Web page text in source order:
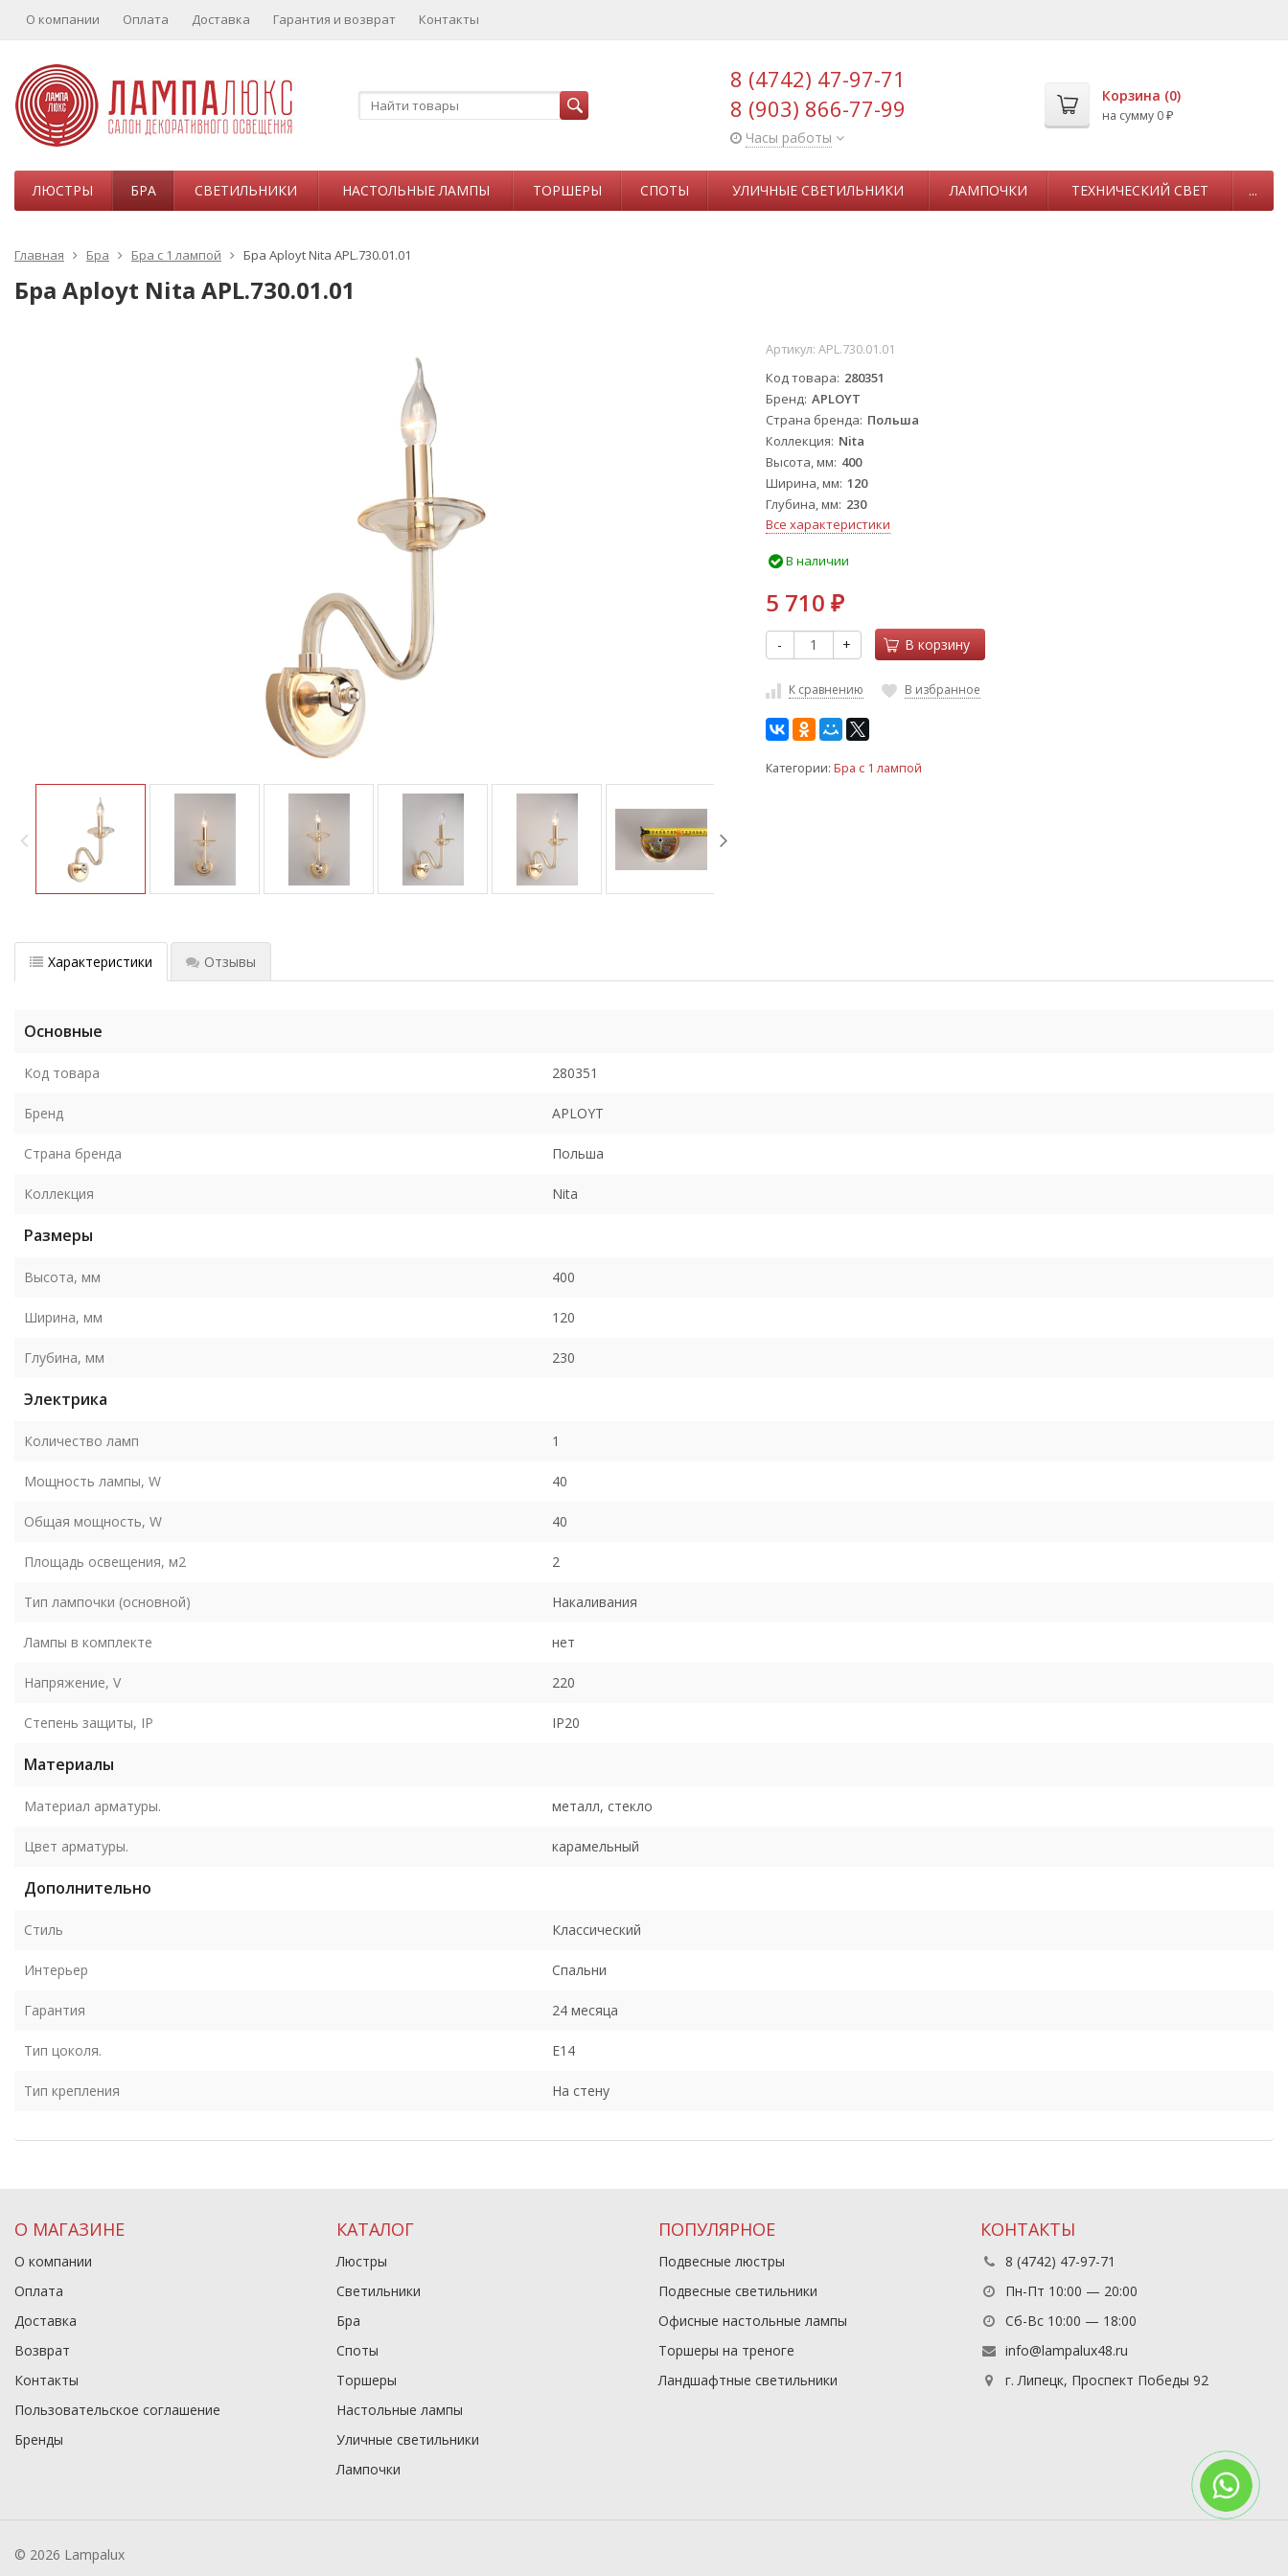
О компании Оплата Доставка Гарантия и возврат Контакты
8 (4742) 47-97-71
8 (903) 866-77-99
Часы работы
Корзина (0)
на сумму 0 ₽
ЛЮСТРЫ БРА СВЕТИЛЬНИКИ НАСТОЛЬНЫЕ ЛАМПЫ ТОРШЕРЫ СПОТЫ УЛИЧНЫЕ СВЕТИЛЬНИКИ ЛАМПОЧКИ ТЕХНИЧЕСКИЙ СВЕТ ...
Главная Бра Бра с 1 лампой Бра Aployt Nita APL.730.01.01
Бра Aployt Nita APL.730.01.01
Артикул: APL.730.01.01
Код товара 280351
Бренд APLOYT
Страна бренда Польша
Коллекция Nita
Высота, мм 400
Ширина, мм 120
Глубина, мм 230
Все характеристики
В наличии
5 710 ₽
- + В корзину
К сравнению В избранное
Категории: Бра с 1 лампой
Характеристики Отзывы
Основные
Код товара 280351
Бренд APLOYT
Страна бренда Польша
Коллекция Nita
Размеры
Высота, мм 400
Ширина, мм 120
Глубина, мм 230
Электрика
Количество ламп 1
Мощность лампы, W 40
Общая мощность, W 40
Площадь освещения, м2 2
Тип лампочки (основной) Накаливания
Лампы в комплекте нет
Напряжение, V 220
Степень защиты, IP IP20
Материалы
Материал арматуры. металл, стекло
Цвет арматуры. карамельный
Дополнительно
Стиль Классический
Интерьер Спальни
Гарантия 24 месяца
Тип цоколя. E14
Тип крепления На стену
О МАГАЗИНЕ
О компании
Оплата
Доставка
Возврат
Контакты
Пользовательское соглашение
Бренды
КАТАЛОГ
Люстры
Светильники
Бра
Споты
Торшеры
Настольные лампы
Уличные светильники
Лампочки
ПОПУЛЯРНОЕ
Подвесные люстры
Подвесные светильники
Офисные настольные лампы
Торшеры на треноге
Ландшафтные светильники
КОНТАКТЫ
8 (4742) 47-97-71
Пн-Пт 10:00 — 20:00
Сб-Вс 10:00 — 18:00
info@lampalux48.ru
г. Липецк, Проспект Победы 92
© 2026 Lampalux